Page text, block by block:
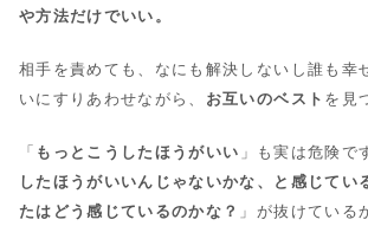
や方法だけでいい。
相手を責めても、なにも解決しないし誰も幸
いにすりあわせながら、 お互いのベスト を見
「 もっとこうしたほうがいい 」も実は危険で
したほうがいいんじゃないかな、と感じてい
たはどう感じているのかな？ 」が抜けている